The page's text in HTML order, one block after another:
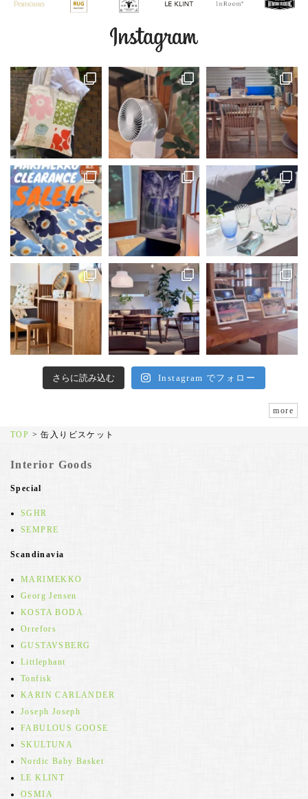
さらに読み込む Instagram でフォロー
more
TOP >缶入りビスケット
Interior Goods
Special
SGHR
SEMPRE
Scandinavia
MARIMEKKO
Georg Jensen
KOSTA BODA
Orrefors
GUSTAVSBERG
Littlephant
Tonfisk
KARIN CARLANDER
Joseph Joseph
FABULOUS GOOSE
SKULTUNA
Nordic Baby Basket
LE KLINT
OSMIA